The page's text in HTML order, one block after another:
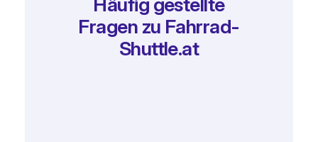
Fragen zu Fahrrad-
Shuttle.at